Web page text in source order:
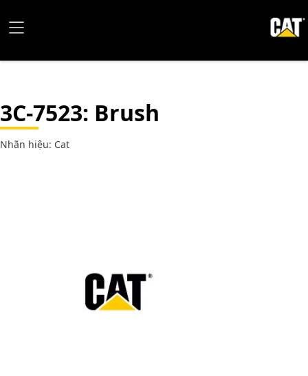
3C-7523: Brush
Nhãn hiệu: Cat